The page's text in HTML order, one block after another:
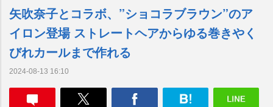
e
矢吹奈子とコラボ、”ショコラブラウン”のア
イロン登場 ストレートヘアからゆる巻きやく
びれカールまで作れる
2024-08-13 16:10